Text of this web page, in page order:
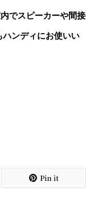
でスピーカーや間接
ンディにお使いい
 Pin it